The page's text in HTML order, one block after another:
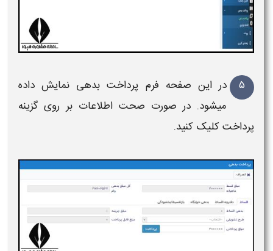
۵
در این صفحه فرم پرداخت بدهی نمایش داده
میشود. در صورت صحت اطلاعات بر روی گزینه
پرداخت کلیک کنید.